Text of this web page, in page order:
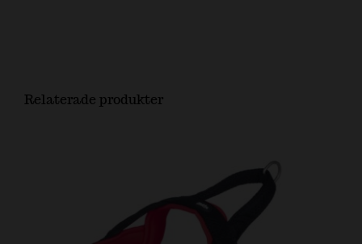
Relaterade produkter